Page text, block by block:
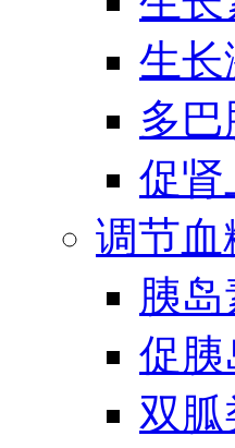
生长
多
促肾
调节血
胰
促胰
双胍